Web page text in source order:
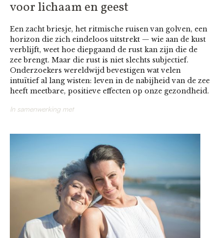
voor lichaam en geest
Een zacht briesje, het ritmische ruisen van golven, een
horizon die zich eindeloos uitstrekt — wie aan de kust
verblijft, weet hoe diepgaand de rust kan zijn die de
zee brengt. Maar die rust is niet slechts subjectief.
Onderzoekers wereldwijd bevestigen wat velen
intuïtief al lang wisten: leven in de nabijheid van de zee
heeft meetbare, positieve effecten op onze gezondheid.
In samenwerking met